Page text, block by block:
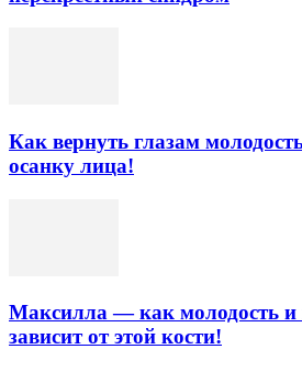
Как вернуть глазам
осанку лица!
Максилла — как молодость и
зависит от этой кости!